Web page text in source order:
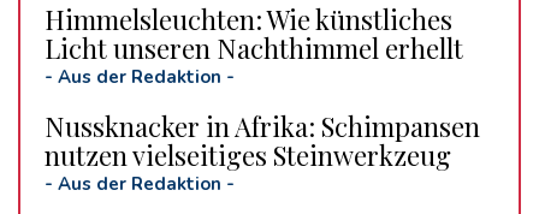
Himmelsleuchten: Wie künstliches
Licht unseren Nachthimmel erhellt
- Aus der Redaktion -
Nussknacker in Afrika: Schimpansen
nutzen vielseitiges Steinwerkzeug
- Aus der Redaktion -